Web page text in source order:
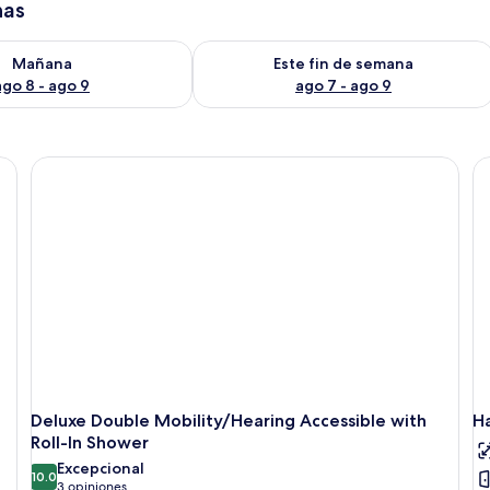
Mañana
8 - ago 9
para mañana ago 8 - ago 9
Este fin de semana
ago 7 - ago 9
Consulta la disponibilidad para este
Deluxe Double Mobility/Hearing Accessible with
Roll-In Shower
10.010.0 de 10
Excepcional